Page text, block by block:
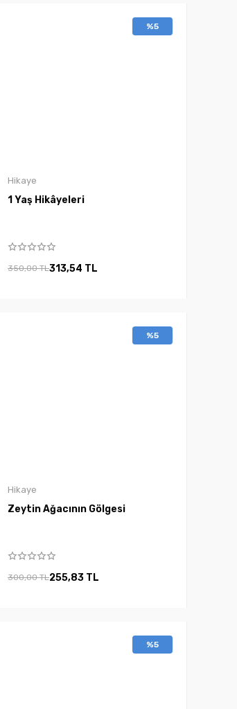
%5
Hikaye
1 Yaş Hikâyeleri
350,00 TL313,54 TL
%5
Hikaye
Zeytin Ağacının Gölgesi
300,00 TL255,83 TL
%5